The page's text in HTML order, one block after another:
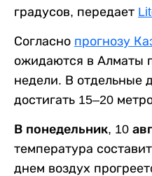
градусов, передает
Согласно прогнозу
ожидаются в Алматы
недели. В отдельные
достигать 15–20
В понедельник, 10
температура
днем воздух